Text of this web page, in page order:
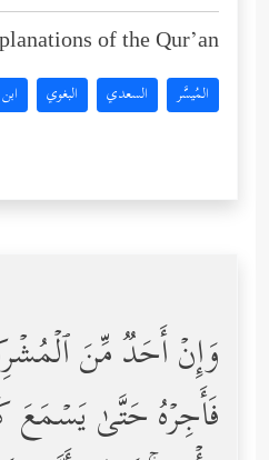
of the Qur’an:
المُيسَّر السعدي البغوي
وَإِنۡ أَحَدࣱ مِّنَ
فَأَجِرۡهُ حَتَّىٰ یَسۡمَعَ